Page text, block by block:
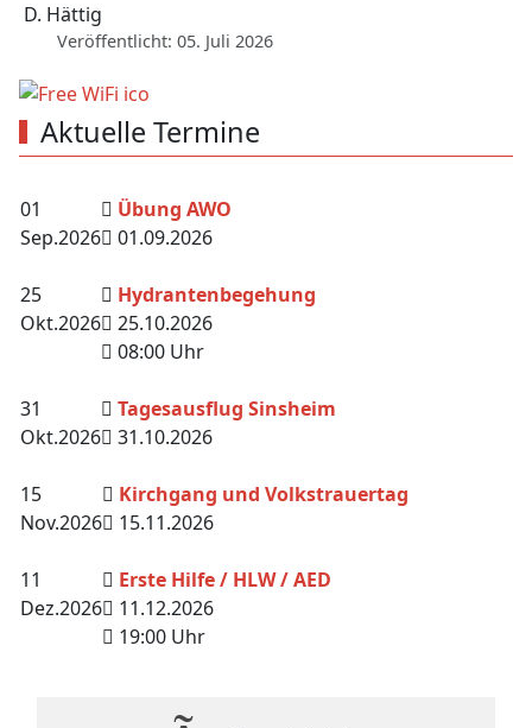
D. Hättig
Veröffentlicht: 05. Juli 2026
Aktuelle Termine
01
Sep.2026
Übung AWO
01.09.2026
25
Okt.2026
Hydrantenbegehung
25.10.2026
08:00 Uhr
31
Okt.2026
Tagesausflug Sinsheim
31.10.2026
15
Nov.2026
Kirchgang und Volkstrauertag
15.11.2026
11
Dez.2026
Erste Hilfe / HLW / AED
11.12.2026
19:00 Uhr